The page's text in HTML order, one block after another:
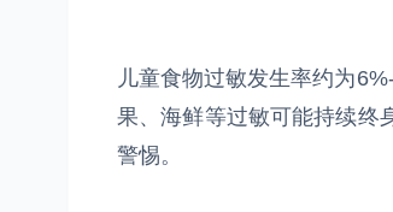
儿童食物过敏发生率约为
果、海鲜等过敏可能持续终
警惕。